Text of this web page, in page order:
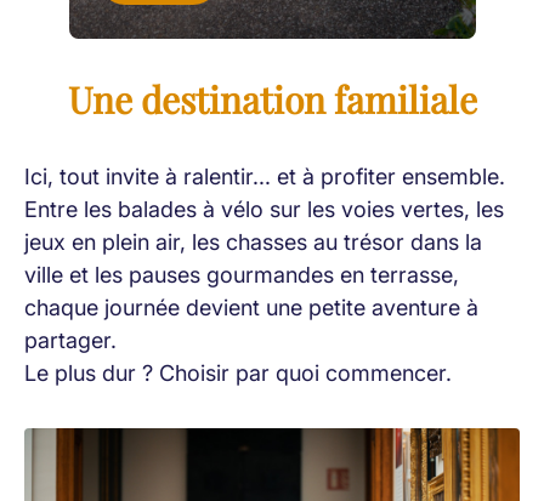
Une destination familiale
Ici, tout invite à ralentir... et à profiter ensemble.
Entre les balades à vélo sur les voies vertes, les
jeux en plein air, les chasses au trésor dans la
ville et les pauses gourmandes en terrasse,
chaque journée devient une petite aventure à
partager.
Le plus dur ? Choisir par quoi commencer.